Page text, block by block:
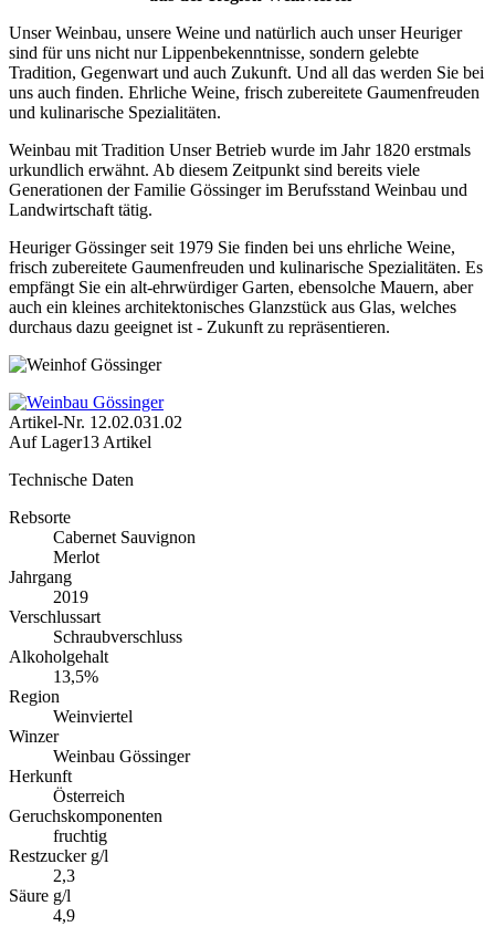
Unser Weinbau, unsere Weine und natürlich auch unser Heuriger
sind für uns nicht nur Lippenbekenntnisse, sondern gelebte
Tradition, Gegenwart und auch Zukunft. Und all das werden Sie bei
uns auch finden. Ehrliche Weine, frisch zubereitete Gaumenfreuden
und kulinarische Spezialitäten.
Weinbau mit Tradition Unser Betrieb wurde im Jahr 1820 erstmals
urkundlich erwähnt. Ab diesem Zeitpunkt sind bereits viele
Generationen der Familie Gössinger im Berufsstand Weinbau und
Landwirtschaft tätig.
Heuriger Gössinger seit 1979 Sie finden bei uns ehrliche Weine,
frisch zubereitete Gaumenfreuden und kulinarische Spezialitäten. Es
empfängt Sie ein alt-ehrwürdiger Garten, ebensolche Mauern, aber
auch ein kleines architektonisches Glanzstück aus Glas, welches
durchaus dazu geeignet ist - Zukunft zu repräsentieren.
Artikel-Nr. 12.02.031.02
Auf Lager13 Artikel
Technische Daten
Rebsorte
Cabernet Sauvignon
Merlot
Jahrgang
2019
Verschlussart
Schraubverschluss
Alkoholgehalt
13,5%
Region
Weinviertel
Winzer
Weinbau Gössinger
Herkunft
Österreich
Geruchskomponenten
fruchtig
Restzucker g/l
2,3
Säure g/l
4,9